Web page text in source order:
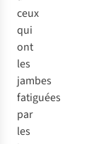
ceux
qui
ont
les
jambes
fatiguées
par
les